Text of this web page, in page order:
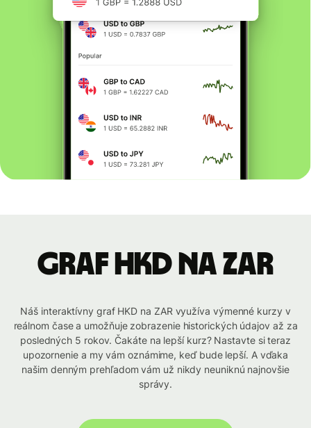
graf HKD na ZAR
Náš interaktívny graf HKD na ZAR využíva výmenné kurzy v
reálnom čase a umožňuje zobrazenie historických údajov až za
posledných 5 rokov. Čakáte na lepší kurz? Nastavte si teraz
upozornenie a my vám oznámime, keď bude lepší. A vďaka
našim denným prehľadom vám už nikdy neuniknú najnovšie
správy.